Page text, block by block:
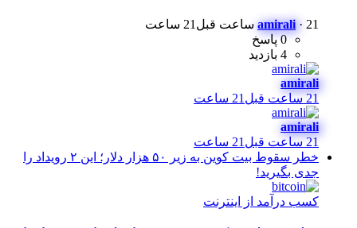
amirali · 21 ساعت قبل
21 ساعت
0 پاسخ
4 بازدید
amirali
21 ساعت قبل
21 ساعت
amirali
21 ساعت قبل
21 ساعت
خطر سقوط بیت کوین به زیر ۵۰ هزار دلار؛ این ۲ رویداد را
جدی بگیرید!
کسب درآمد از اینترنت